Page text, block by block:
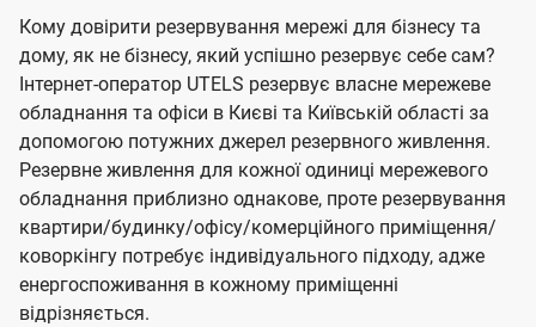
Кому довірити резервування мережі для бізнесу та
дому, як не бізнесу, який успішно резервує себе сам?
Інтернет-оператор UTELS резервує власне мережеве
обладнання та офіси в Києві та Київській області за
допомогою потужних джерел резервного живлення.
Резервне живлення для кожної одиниці мережевого
обладнання приблизно однакове, проте резервування
квартири/будинку/офісу/комерційного приміщення/
коворкінгу потребує індивідуального підходу, адже
енергоспоживання в кожному приміщенні
відрізняється.